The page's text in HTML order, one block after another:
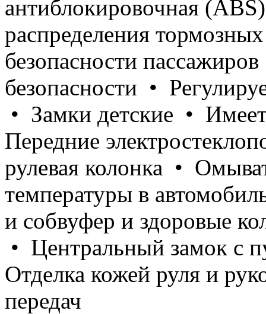
антиблокировочная
распределения
безопасности
безопасности •
• Замки детские •
Передние
рулевая колонка •
температуры в
и собвуфер и здоровые
• Центральный замок с
Отделка кожей руля и
передач